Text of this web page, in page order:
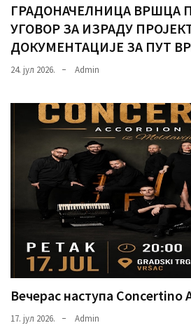
ГРАДОНАЧЕЛНИЦА ВРШЦА
УГОВОР ЗА ИЗРАДУ
ДОКУМЕНТАЦИЈЕ ЗА ПУТ
24. јул 2026. Admin
Вечерас наступа Concertino
17. јул 2026. Admin